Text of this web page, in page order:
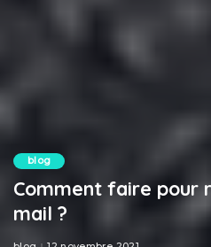
blog
Comment faire pour
mail ?